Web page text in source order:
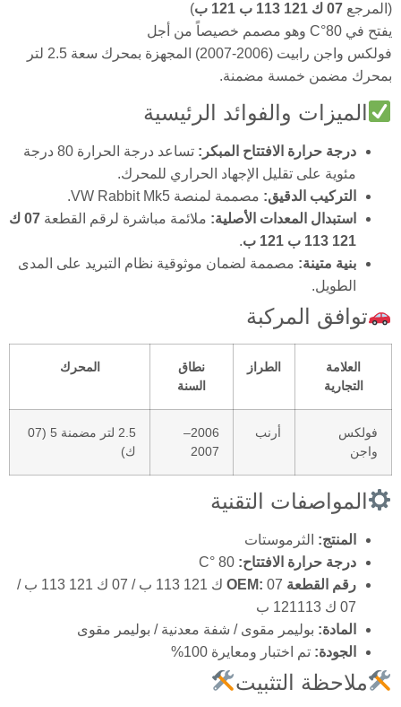
(المرجع 07 ك 121 113 ب 121 ب
)
يفتح في 80°C
وهو مصمم خصيصاً من أجل
فولكس واجن رابيت (2006-2007) المجهزة بمحرك سعة 2.5 لتر
بمحرك مضمن خمسة مضمنة.
الميزات والفوائد الرئيسية
درجة حرارة الافتتاح المبكر:
تساعد درجة الحرارة 80 درجة
مئوية على تقليل الإجهاد الحراري للمحرك.
التركيب الدقيق: مصممة لمنصة VW Rabbit Mk5.
استبدال المعدات الأصلية: ملائمة مباشرة لرقم القطعة
07 ك
121 113 ب 121 ب
.
بنية متينة: مصممة لضمان موثوقية نظام التبريد على المدى
الطويل.
توافق المركبة
العلامة
التجارية
الطراز
نطاق
السنة
المحرك
فولكس
واجن
أرنب
2006–
2007
2.5 لتر مضمنة 5 (07
ك)
المواصفات التقنية
المنتج: الثرموستات
درجة حرارة الافتتاح:
رقم القطعة OEM:
07 ك 121 113 ب / 07 ك 121 113 ب /
07 ك 121113 ب
المادة: بوليمر مقوى / شفة معدنية / بوليمر مقوى
الجودة: تم اختبار ومعايرة 100%
ملاحظة التثبيت